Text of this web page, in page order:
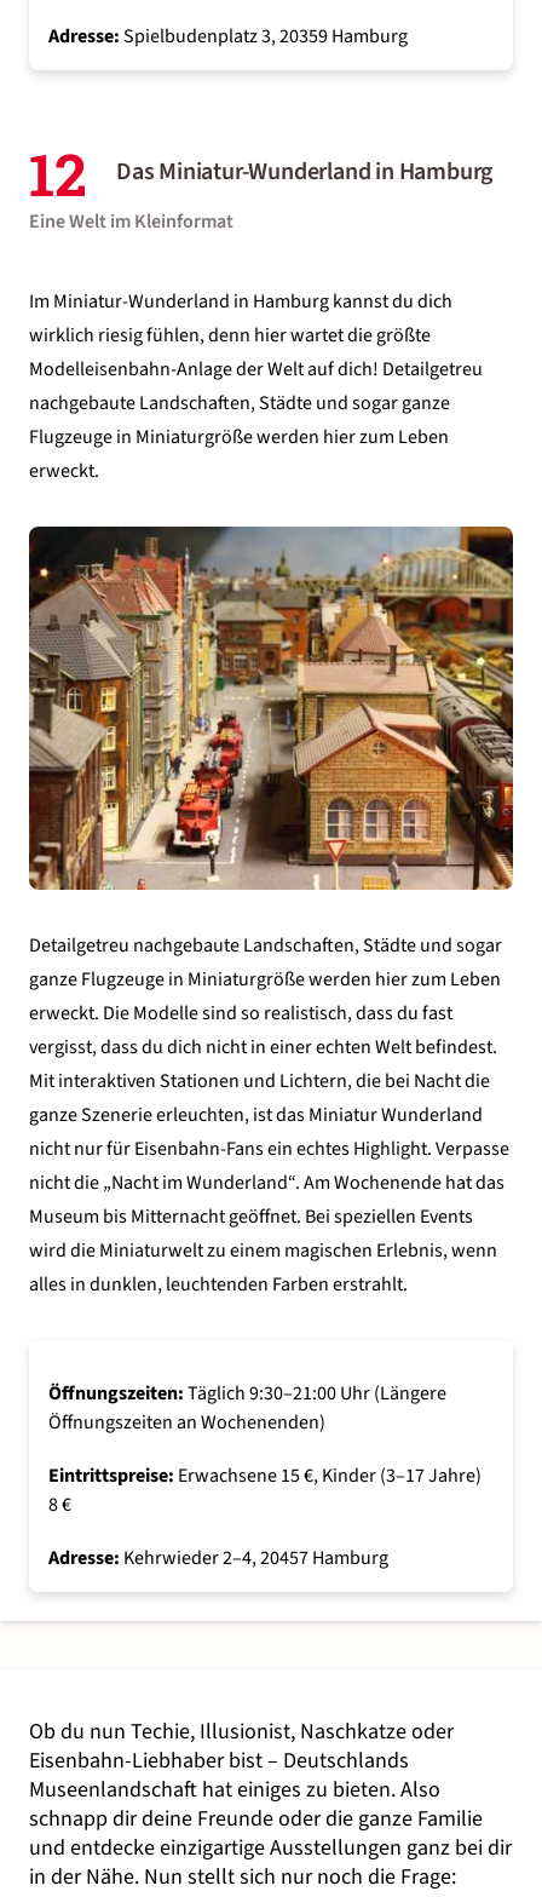
Adresse:Spielbudenplatz 3, 20359 Hamburg
12 Das Miniatur-Wunderland in Hamburg
Eine Welt im Kleinformat
Im Miniatur-Wunderland in Hamburgkannst du dich
wirklich riesig fühlen, denn hier wartet die größte
Modelleisenbahn-Anlage der Welt auf dich! Detailgetreu
nachgebaute Landschaften, Städte und sogar ganze
Flugzeuge in Miniaturgröße werden hier zum Leben
erweckt.
Detailgetreu nachgebaute Landschaften, Städte und sogar
ganze Flugzeuge in Miniaturgröße werden hier zum Leben
erweckt. Die Modelle sind so realistisch, dass du fast
vergisst, dass du dich nicht in einer echten Welt befindest.
Mit interaktiven Stationen und Lichtern, die bei Nacht die
ganze Szenerie erleuchten, ist das Miniatur Wunderland
nicht nur für Eisenbahn-Fans ein echtes Highlight. Verpasse
nicht die „Nacht im Wunderland“. Am Wochenende hat das
Museum bis Mitternacht geöffnet. Bei speziellen Events
wird die Miniaturwelt zu einem magischen Erlebnis, wenn
alles in dunklen, leuchtenden Farben erstrahlt.
Öffnungszeiten:Täglich 9:30–21:00 Uhr (Längere
Öffnungszeiten an Wochenenden)
Eintrittspreise: Erwachsene 15 €, Kinder (3–17 Jahre)
8 €
Adresse: Kehrwieder 2–4, 20457 Hamburg
Ob du nun Techie, Illusionist, Naschkatze oder
Eisenbahn-Liebhaber bist – Deutschlands
Museenlandschaft hat einiges zu bieten. Also
schnapp dir deine Freunde oder die ganze Familie
und entdecke einzigartige Ausstellungen ganz bei dir
in der Nähe. Nun stellt sich nur noch die Frage: